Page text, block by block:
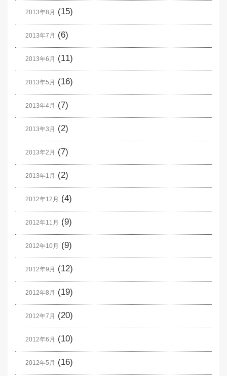
2013年8月 (15)
2013年7月 (6)
2013年6月 (11)
2013年5月 (16)
2013年4月 (7)
2013年3月 (2)
2013年2月 (7)
2013年1月 (2)
2012年12月 (4)
2012年11月 (9)
2012年10月 (9)
2012年9月 (12)
2012年8月 (19)
2012年7月 (20)
2012年6月 (10)
2012年5月 (16)